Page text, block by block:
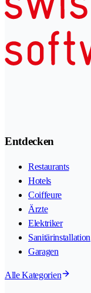
Entdecken
Restaurants
Hotels
Coiffeure
Ärzte
Elektriker
Sanitärinstallation
Garagen
Alle Kategorien